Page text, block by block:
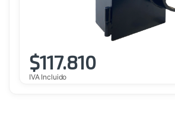
$117.810
IVA Incluido